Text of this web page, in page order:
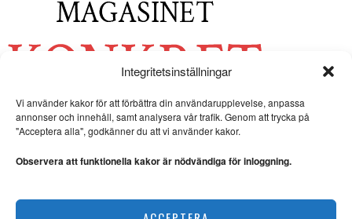
Integritetsinställningar
Vi använder kakor för att förbättra din användarupplevelse, anpassa
annonser och innehåll, samt analysera vår trafik. Genom att trycka på
"Acceptera alla", godkänner du att vi använder kakor.
Observera att funktionella kakor är nödvändiga för inloggning.